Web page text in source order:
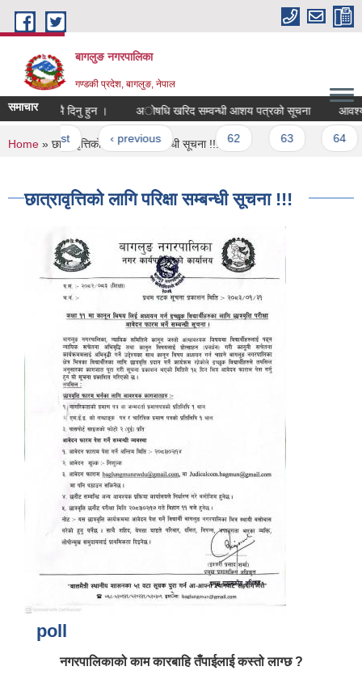
Skip to main content
बागलुङ नगरपालिका
गण्डकी प्रदेश, बागलुङ, नेपाल
समाचार
उपस्थित भै दिनु हुन । अोषधि खरिद सम्वन्धी आशय पत्रको सूचना
Pages
« first ‹ previous … 62 63 64
You are here
Home » छात्रावृत्तिको लागि परिक्षा सम्बन्धी सूचना !!!
छात्रावृत्तिको लागि परिक्षा सम्बन्धी सूचना !!!
poll
नगरपालिकाको काम कारबाहि तँपाईलाई कस्तो लाग्छ ?